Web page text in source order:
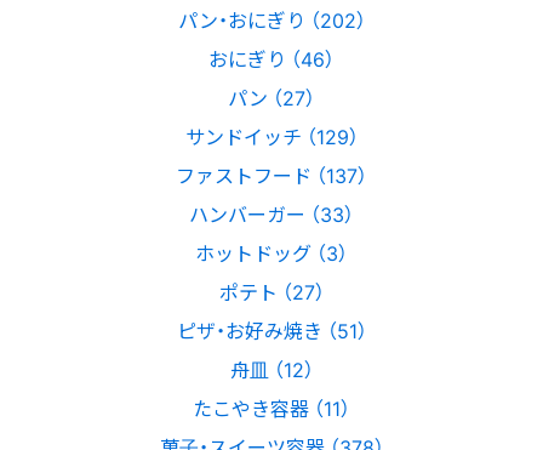
パン・おにぎり （202）
おにぎり （46）
パン （27）
サンドイッチ （129）
ファストフード （137）
ハンバーガー （33）
ホットドッグ （3）
ポテト （27）
ピザ・お好み焼き （51）
舟皿 （12）
たこやき容器 （11）